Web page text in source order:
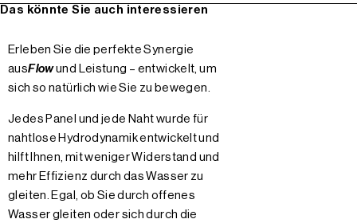
Das könnte Sie auch interessieren
Erleben Sie die perfekte Synergie
ausFlowund Leistung – entwickelt, um
sich so natürlich wie Sie zu bewegen.
Jedes Panel und jede Naht wurde für
nahtlose Hydrodynamik entwickelt und
hilft Ihnen, mit weniger Widerstand und
mehr Effizienz durch das Wasser zu
gleiten. Egal, ob Sie durch offenes
Wasser gleiten oder sich durch die